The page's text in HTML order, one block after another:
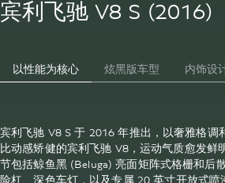
宾利飞驰 V8 S (2016)
以性能为核心 炫黑版车型 内饰设
宾利飞驰 V8 S 于 2016 年推出，以奢雅格调
比动感矫健的宾利飞驰 V8，运动气质愈发鲜
节包括鲸鱼黑 (Beluga) 亮面矩阵式格栅和后
险杠、深色车灯，以及专属 20 英寸开放式喷